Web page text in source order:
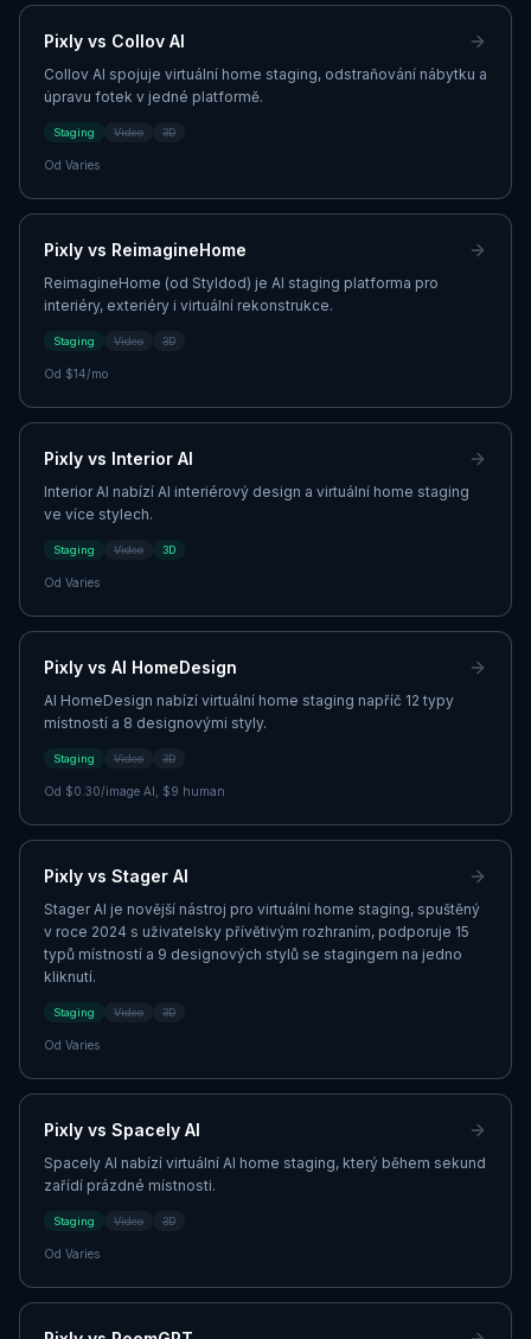
Pixly vs Collov AI
Collov AI spojuje virtuální home staging, odstraňování nábytku a
úpravu fotek v jedné platformě.
Staging Video 3D
Od Varies
Pixly vs ReimagineHome
ReimagineHome (od Styldod) je AI staging platforma pro
interiéry, exteriéry i virtuální rekonstrukce.
Staging Video 3D
Od $14/mo
Pixly vs Interior AI
Interior AI nabízí AI interiérový design a virtuální home staging
ve více stylech.
Staging Video 3D
Od Varies
Pixly vs AI HomeDesign
AI HomeDesign nabízí virtuální home staging napříč 12 typy
místností a 8 designovými styly.
Staging Video 3D
Od $0.30/image AI, $9 human
Pixly vs Stager AI
Stager AI je novější nástroj pro virtuální home staging, spuštěný
v roce 2024 s uživatelsky přívětivým rozhraním, podporuje 15
typů místností a 9 designových stylů se stagingem na jedno
kliknutí.
Staging Video 3D
Od Varies
Pixly vs Spacely AI
Spacely AI nabízí virtuální AI home staging, který během sekund
zařídí prázdné místnosti.
Staging Video 3D
Od Varies